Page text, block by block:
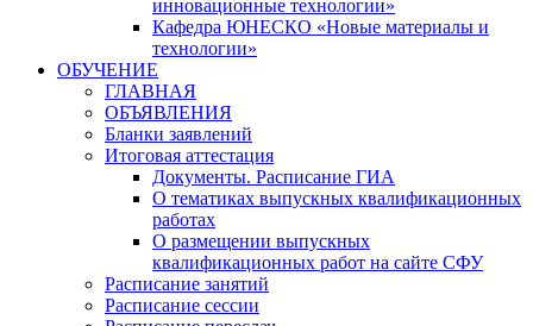
инновационные технологии»
Кафедра ЮНЕСКО «Новые материалы и
технологии»
ОБУЧЕНИЕ
ГЛАВНАЯ
ОБЪЯВЛЕНИЯ
Бланки заявлений
Итоговая аттестация
Документы. Расписание ГИА
О тематиках выпускных квалификационных
работах
О размещении выпускных
квалификационных работ на сайте СФУ
Расписание занятий
Расписание сессии